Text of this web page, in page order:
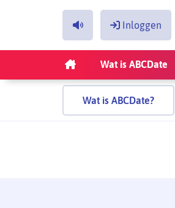
Inloggen
Inloggen
Wat is ABCDate
Wat is ABCDate?